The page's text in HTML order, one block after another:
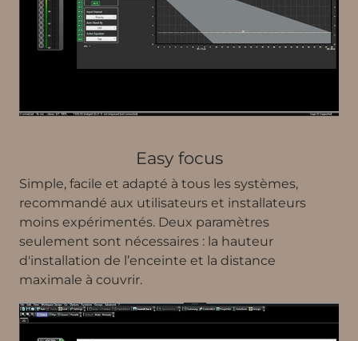
Easy focus
Simple, facile et adapté à tous les systèmes,
recommandé aux utilisateurs et installateurs
moins expérimentés. Deux paramètres
seulement sont nécessaires : la hauteur
d'installation de l’enceinte et la distance
maximale à couvrir.